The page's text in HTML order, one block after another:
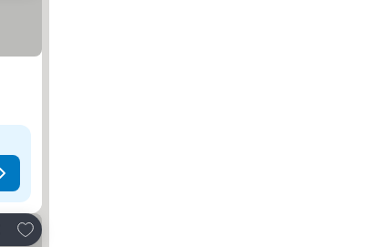
Føj til favoritter